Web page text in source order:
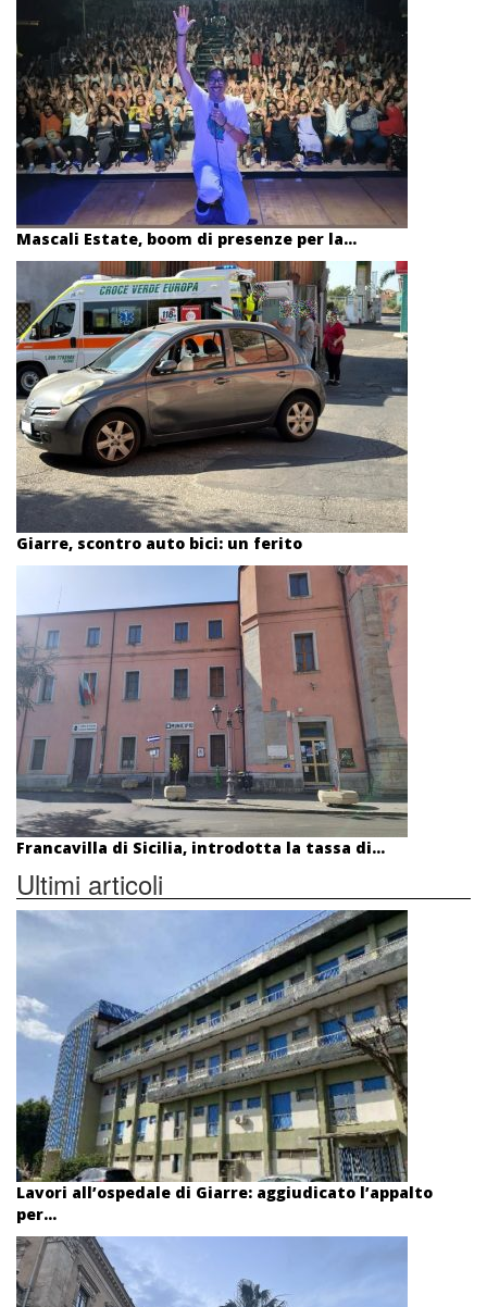
Mascali Estate, boom di presenze per la...
Giarre, scontro auto bici: un ferito
Francavilla di Sicilia, introdotta la tassa di...
Ultimi articoli
Lavori all’ospedale di Giarre: aggiudicato l’appalto
per...